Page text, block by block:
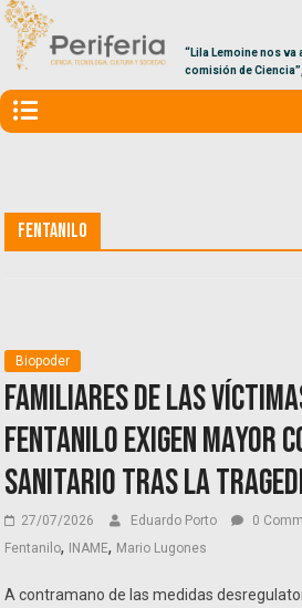
“Lila Lemoine nos va
comisión de
Fentanilo
Biopoder
Familiares de las
fentanilo exigen mayor
sanitario tras la
27/07/2026 Eduardo Porto 0
Fentanilo, INAME, Mario Lugones
A contramano de las medidas